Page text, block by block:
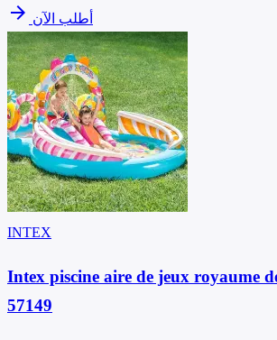
arrow_forward أطلب الآن
INTEX
Intex piscine aire de jeux royaume
57149